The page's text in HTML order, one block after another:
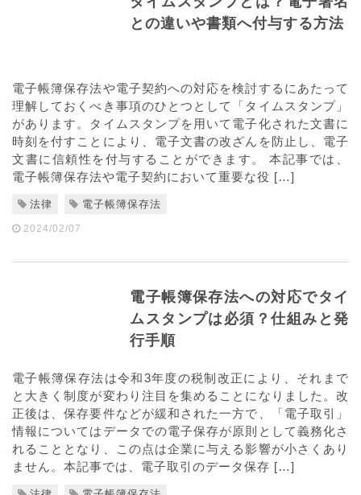
との違いや書類へ付与する方法
電子帳簿保存法や電子契約への対応を検討するにあたって
理解しておくべき事項のひとつとして「タイムスタンプ」
があります。タイムスタンプを用いて電子化された文書に
時刻を付すことにより、電子文書の改ざんを防止し、電子
文書に信頼性を付与することができます。 本記事では、
電子帳簿保存法や電子契約において重要な役 […]
法律 電子帳簿保存法
2024/02/07
電子帳簿保存法への対応でタイ
ムスタンプは必須？仕組みと発
行手順
電子帳簿保存法は令和3年度の税制改正により、それまで
と大きく制度が変わり注目を集めることになりました。改
正後は、保存要件などが緩和された一方で、「電子取引」
情報についてはデータでの電子保存が原則として義務化さ
れることとなり、この点は企業に与える影響が小さくあり
ません。本記事では、電子取引のデータ保存 […]